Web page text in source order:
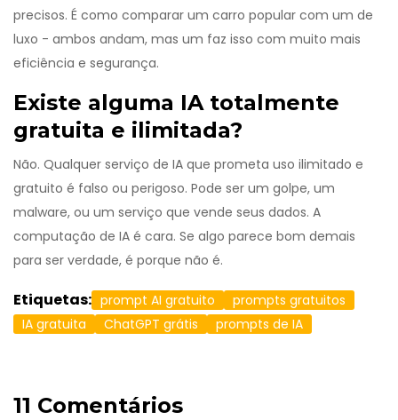
precisos. É como comparar um carro popular com um de
luxo - ambos andam, mas um faz isso com muito mais
eficiência e segurança.
Existe alguma IA totalmente
gratuita e ilimitada?
Não. Qualquer serviço de IA que prometa uso ilimitado e
gratuito é falso ou perigoso. Pode ser um golpe, um
malware, ou um serviço que vende seus dados. A
computação de IA é cara. Se algo parece bom demais
para ser verdade, é porque não é.
Etiquetas: prompt AI gratuito
prompts gratuitos
IA gratuita
ChatGPT grátis prompts de IA
11 Comentários